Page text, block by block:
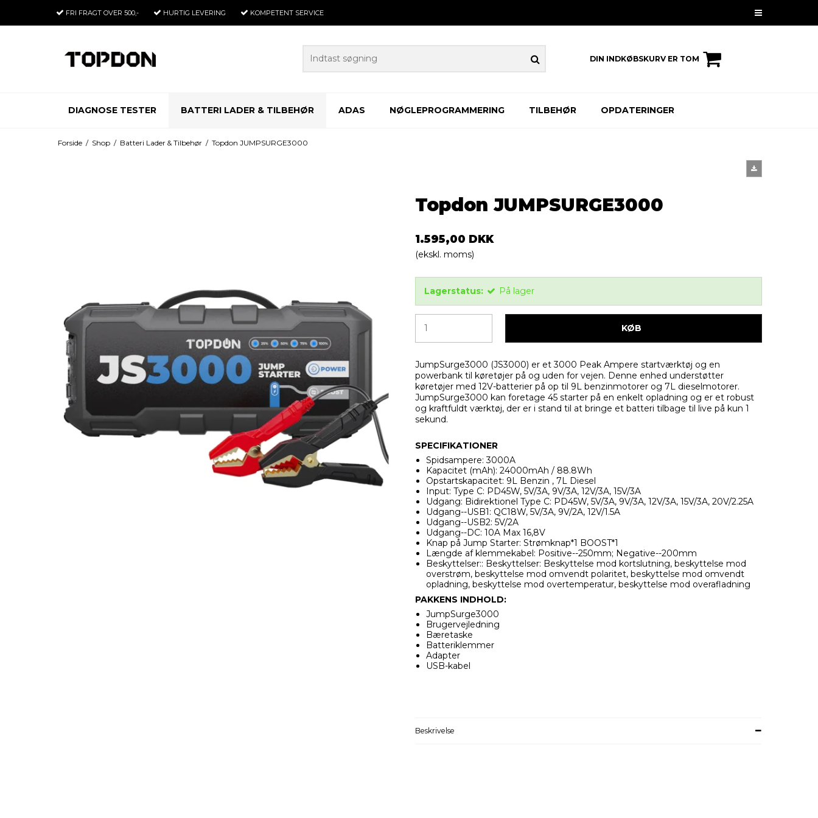
FRI FRAGT OVER 500,- HURTIG LEVERING KOMPETENT SERVICE
DIN INDKØBSKURV ER TOM
DIAGNOSE TESTER BATTERI LADER & TILBEHØR ADAS NØGLEPROGRAMMERING TILBEHØR OPDATERINGER
Forside / Shop / Batteri Lader & Tilbehør / Topdon JUMPSURGE3000
Topdon JUMPSURGE3000
1.595,00 DKK
(ekskl. moms)
Lagerstatus: På lager
KØB
JumpSurge3000 (JS3000) er et 3000 Peak Ampere startværktøj og en
powerbank til køretøjer på og uden for vejen. Denne enhed understøtter
køretøjer med 12V-batterier på op til 9L benzinmotorer og 7L dieselmotorer.
JumpSurge3000 kan foretage 45 starter på en enkelt opladning og er et robust
og kraftfuldt værktøj, der er i stand til at bringe et batteri tilbage til live på kun 1
sekund.
SPECIFIKATIONER
Spidsampere: 3000A
Kapacitet (mAh): 24000mAh / 88.8Wh
Opstartskapacitet: 9L Benzin , 7L Diesel
Input: Type C: PD45W, 5V/3A, 9V/3A, 12V/3A, 15V/3A
Udgang: Bidirektionel Type C: PD45W, 5V/3A, 9V/3A, 12V/3A, 15V/3A, 20V/2.25A
Udgang--USB1: QC18W, 5V/3A, 9V/2A, 12V/1.5A
Udgang--USB2: 5V/2A
Udgang--DC: 10A Max 16,8V
Knap på Jump Starter: Strømknap*1 BOOST*1
Længde af klemmekabel: Positive--250mm; Negative--200mm
Beskyttelser:: Beskyttelser: Beskyttelse mod kortslutning, beskyttelse mod
overstrøm, beskyttelse mod omvendt polaritet, beskyttelse mod omvendt
opladning, beskyttelse mod overtemperatur, beskyttelse mod overafladning
PAKKENS INDHOLD:
JumpSurge3000
Brugervejledning
Bæretaske
Batteriklemmer
Adapter
USB-kabel
Beskrivelse